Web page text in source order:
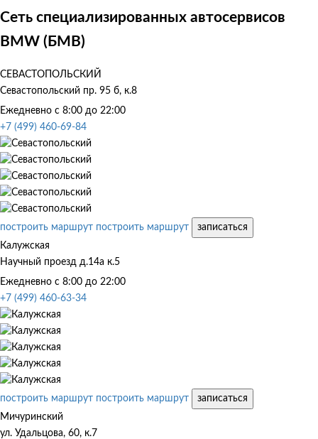
Сеть специализированных автосервисов
BMW (БМВ)
СЕВАСТОПОЛЬСКИЙ
Севастопольский пр. 95 б, к.8
Ежедневно с 8:00 до 22:00
+7 (499) 460-69-84
построить маршрут построить маршрут
записаться
Калужская
Научный проезд д.14а к.5
Ежедневно с 8:00 до 22:00
+7 (499) 460-63-34
построить маршрут построить маршрут
записаться
Мичуринский
ул. Удальцова, 60, к.7